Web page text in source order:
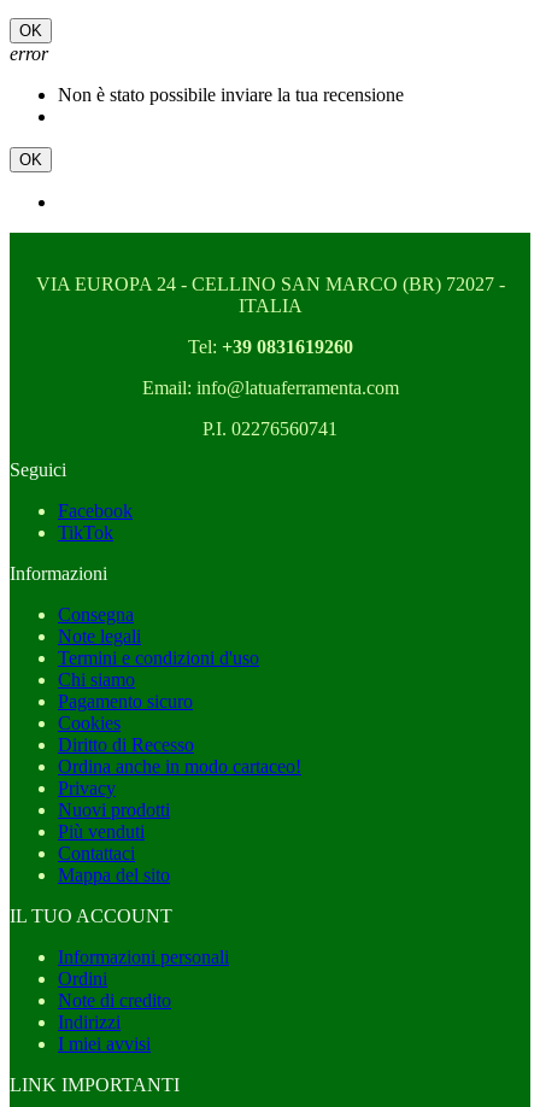
OK
error
Non è stato possibile inviare la tua recensione
OK
VIA EUROPA 24 - CELLINO SAN MARCO (BR) 72027 -
ITALIA
Tel: +39 0831619260
Email: info@latuaferramenta.com
P.I. 02276560741
Seguici
Facebook
TikTok
Informazioni
Consegna
Note legali
Termini e condizioni d'uso
Chi siamo
Pagamento sicuro
Cookies
Diritto di Recesso
Ordina anche in modo cartaceo!
Privacy
Nuovi prodotti
Più venduti
Contattaci
Mappa del sito
IL TUO ACCOUNT
Informazioni personali
Ordini
Note di credito
Indirizzi
I miei avvisi
LINK IMPORTANTI